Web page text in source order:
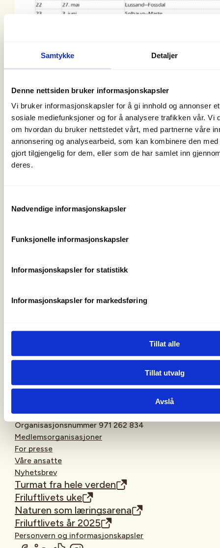
Samtykke Detaljer
Denne nettsiden bruker informasjonskapsler
Vi bruker informasjonskapsler for å gi innhold og annonser
sosiale mediefunksjoner og for å analysere trafikken vår. Vi
om hvordan du bruker nettstedet vårt, med partnerne våre
annonsering og analysearbeid, som kan kombinere den
gjort tilgjengelig for dem, eller som de har samlet inn
deres.
Nødvendige informasjonskapsler
Funksjonelle informasjonskapsler
Informasjonskapsler for statistikk
Informasjonskapsler for markedsføring
Tillat alle
Tillat utvalg
Avslå
Oppmøtested
Christian Krohgs Gate 10
post@norskfriluftsliv.no
Organisasjonsnummer 971 262 834
Medlemsorganisasjoner
For presse
Våre ansatte
Nyhetsbrev
Turmat fra hele verden
Friluftlivets uke
Naturen som læringsarena
Friluftlivets år 2025
Personvern og informasjonskapsler